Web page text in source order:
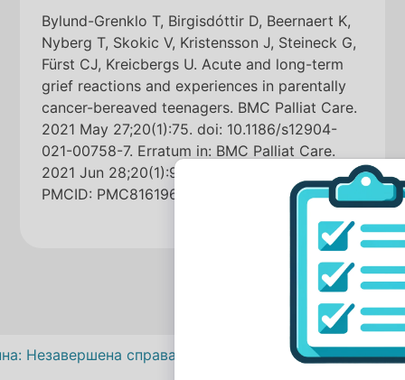
Bylund-Grenklo T, Birgisdóttir D, Beernaert K,
Nyberg T, Skokic V, Kristensson J, Steineck G,
Fürst CJ, Kreicbergs U. Acute and long-term
grief reactions and experiences in parentally
cancer-bereaved teenagers. BMC Palliat Care.
2021 May 27;20(1):75. doi: 10.1186/s12904-
021-00758-7. Erratum in: BMC Palliat Care.
2021 Jun 28;20(1):99. PMID: 34044835;
PMCID: PMC8161967.
Навігація
Незавершена справа під час скорботи – огляд